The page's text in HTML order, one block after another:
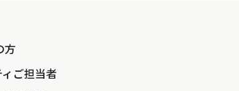
方
ご担当者